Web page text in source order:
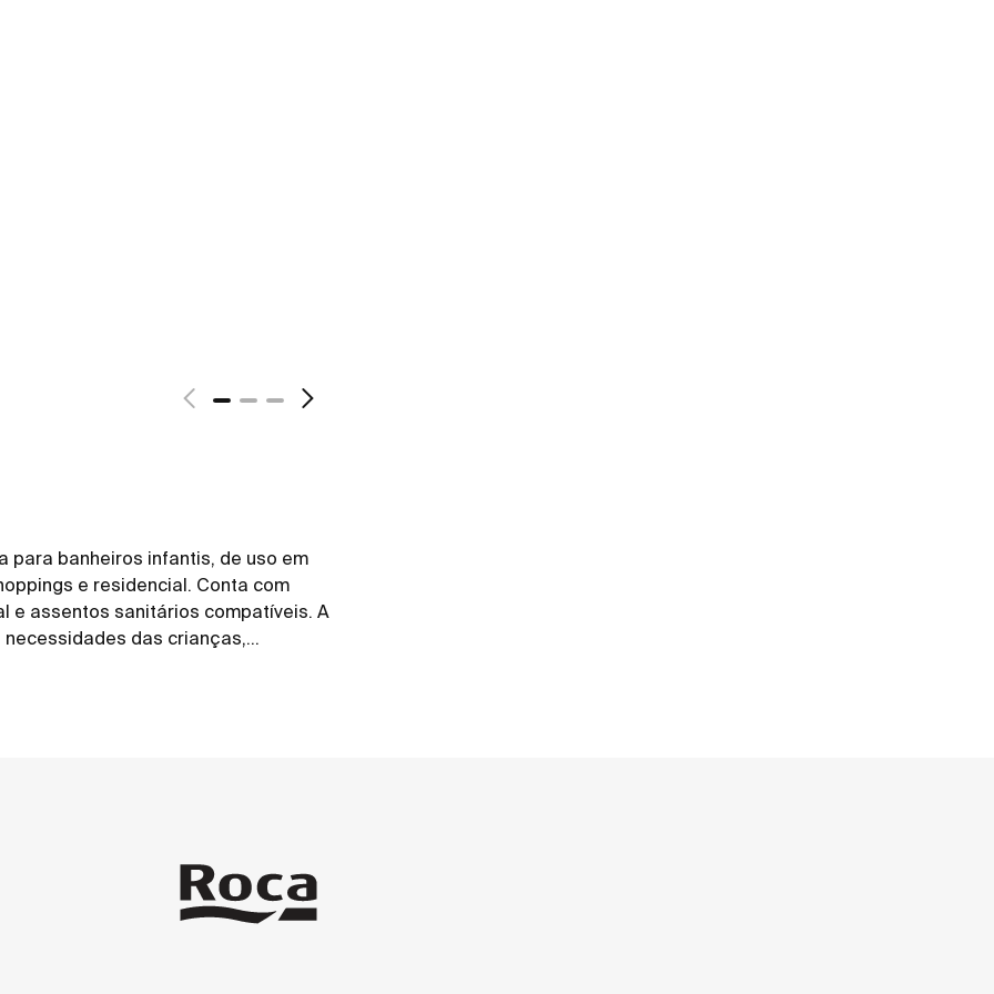
para banheiros infantis, de uso em
e residencial. Conta com
e assentos sanitários compatíveis. A
das crianças,